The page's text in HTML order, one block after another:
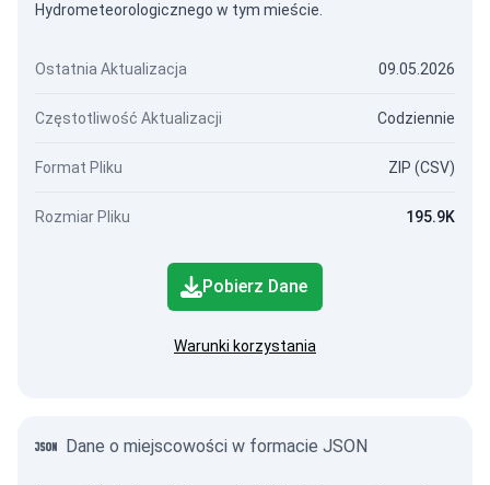
Hydrometeorologicznego w tym mieście.
Ostatnia Aktualizacja 09.05.2026
Częstotliwość Aktualizacji Codziennie
Format Pliku ZIP (CSV)
Rozmiar Pliku 195.9K
Pobierz Dane
Warunki korzystania
Dane o miejscowości w formacie JSON